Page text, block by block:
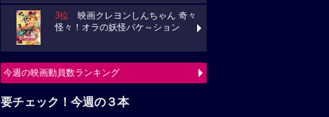
3位 映画クレヨンしんちゃん 奇々
怪々！オラの妖怪バケ～ション
今週の映画動員数ランキング
要チェック！今週の３本